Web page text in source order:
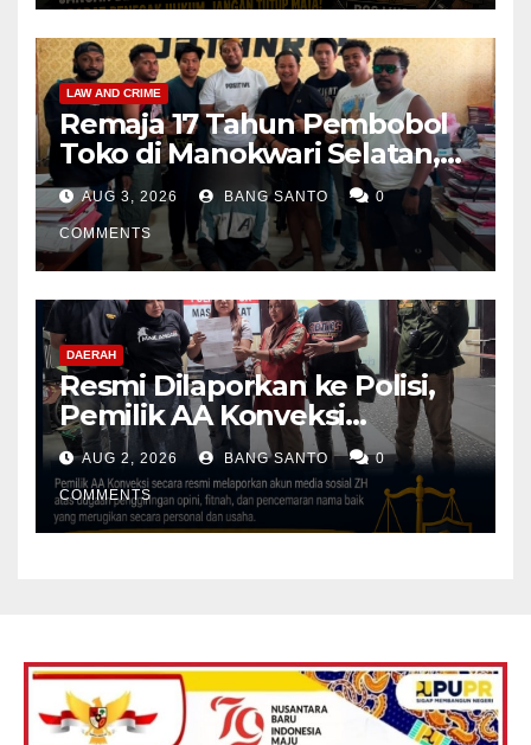
LAW AND CRIME
Remaja 17 Tahun Pembobol
Toko di Manokwari Selatan,
Akhirnya Diamankan Tim
Jatanras Polda Papua Barat
AUG 3, 2026 BANG SANTO 0
COMMENTS
DAERAH
Resmi Dilaporkan ke Polisi,
Pemilik AA Konveksi
Didampingi Tim Advokat
Lentera Netizen Indonesia (L-
NET-ID)
AUG 2, 2026 BANG SANTO 0
COMMENTS